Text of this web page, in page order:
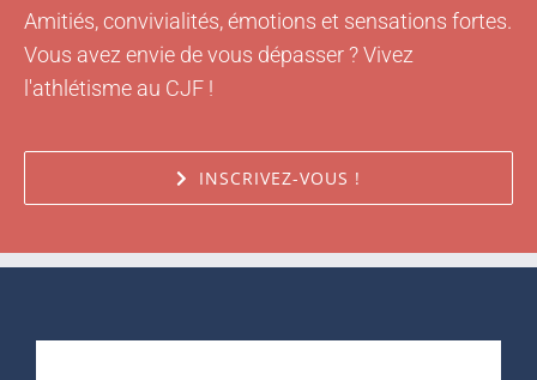
Vous avez envie de vous dépasser ? Vivez
l'athlétisme au CJF !
INSCRIVEZ-VOUS !